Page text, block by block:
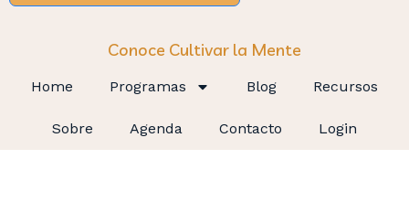
Conoce Cultivar la Mente
Home Programas Blog Recursos
Sobre Agenda Contacto Login